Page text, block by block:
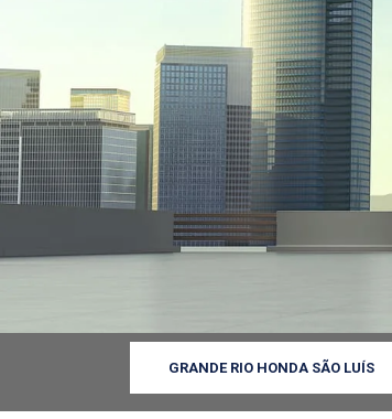
GRANDE RIO HONDA SÃO LUÍS